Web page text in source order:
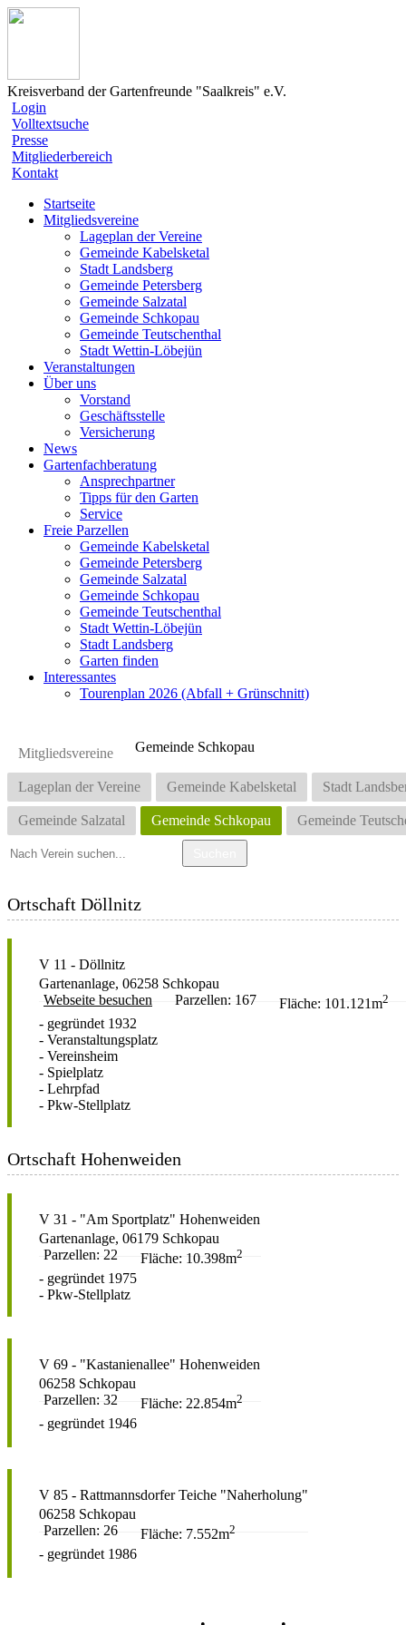
Kreisverband der Gartenfreunde "Saalkreis" e.V.
Login
Volltextsuche
Presse
Mitgliederbereich
Kontakt
Startseite
Mitgliedsvereine
Lageplan der Vereine
Gemeinde Kabelsketal
Stadt Landsberg
Gemeinde Petersberg
Gemeinde Salzatal
Gemeinde Schkopau
Gemeinde Teutschenthal
Stadt Wettin-Löbejün
Veranstaltungen
Über uns
Vorstand
Geschäftsstelle
Versicherung
News
Gartenfachberatung
Ansprechpartner
Tipps für den Garten
Service
Freie Parzellen
Gemeinde Kabelsketal
Gemeinde Petersberg
Gemeinde Salzatal
Gemeinde Schkopau
Gemeinde Teutschenthal
Stadt Wettin-Löbejün
Stadt Landsberg
Garten finden
Interessantes
Tourenplan 2026 (Abfall + Grünschnitt)
Mitgliedsvereine
Lageplan der Vereine Gemeinde Kabelsketal Stadt
Gemeinde Salzatal Gemeinde Schkopau Gemeinde
Gemeinde Schkopau
Ortschaft Döllnitz
V 11 - Döllnitz
Gartenanlage, 06258 Schkopau
Webseite besuchen
Parzellen: 167 Fläche: 101.121m2
- gegründet 1932
- Veranstaltungsplatz
- Vereinsheim
- Spielplatz
- Lehrpfad
- Pkw-Stellplatz
Ortschaft Hohenweiden
V 31 - "Am Sportplatz" Hohenweiden
Gartenanlage, 06179 Schkopau
Parzellen: 22
Fläche: 10.398m2
- gegründet 1975
- Pkw-Stellplatz
V 69 - "Kastanienallee" Hohenweiden
06258 Schkopau
Parzellen: 32
Fläche: 22.854m2
- gegründet 1946
V 85 - Rattmannsdorfer Teiche "Naherholung"
06258 Schkopau
Parzellen: 26
Fläche: 7.552m2
- gegründet 1986